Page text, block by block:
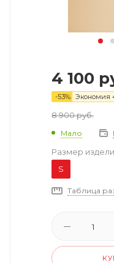
4 100
-53% Экономия
8 900руб.
Мало
Размер
S
Таблица